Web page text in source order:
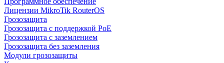
Лицензии MikroTik RouterOS
Грозозащита
Грозозащита с поддержкой PoE
Грозозащита с заземлением
Грозозащита без заземления
Модули грозозащиты